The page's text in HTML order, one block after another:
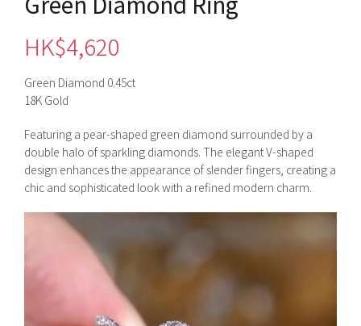
HK$4,620
Green Diamond 0.45ct
18K Gold
Featuring a pear-shaped green diamond surrounded by a
double halo of sparkling diamonds. The elegant V-shaped
design enhances the appearance of slender fingers, creating a
chic and sophisticated look with a refined modern charm.